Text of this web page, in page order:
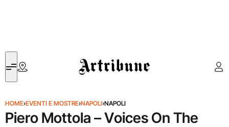
Artribune
HOME›EVENTI E MOSTRE›NAPOLI›NAPOLI
Piero Mottola – Voices On The